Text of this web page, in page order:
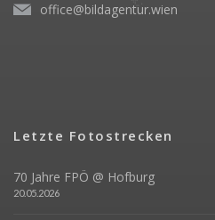
office@bildagentur.wien
Letzte Fotostrecken
70 Jahre FPÖ @ Hofburg
20.05.2026